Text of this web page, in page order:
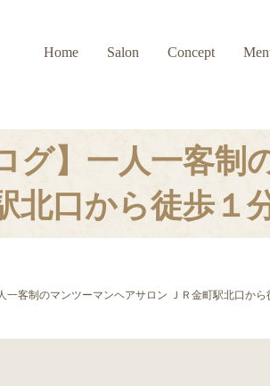
Home Salon Concept
グ】一人一客制
北口から徒歩１
客制のマンツーマンヘアサロン ＪＲ金町駅北口から